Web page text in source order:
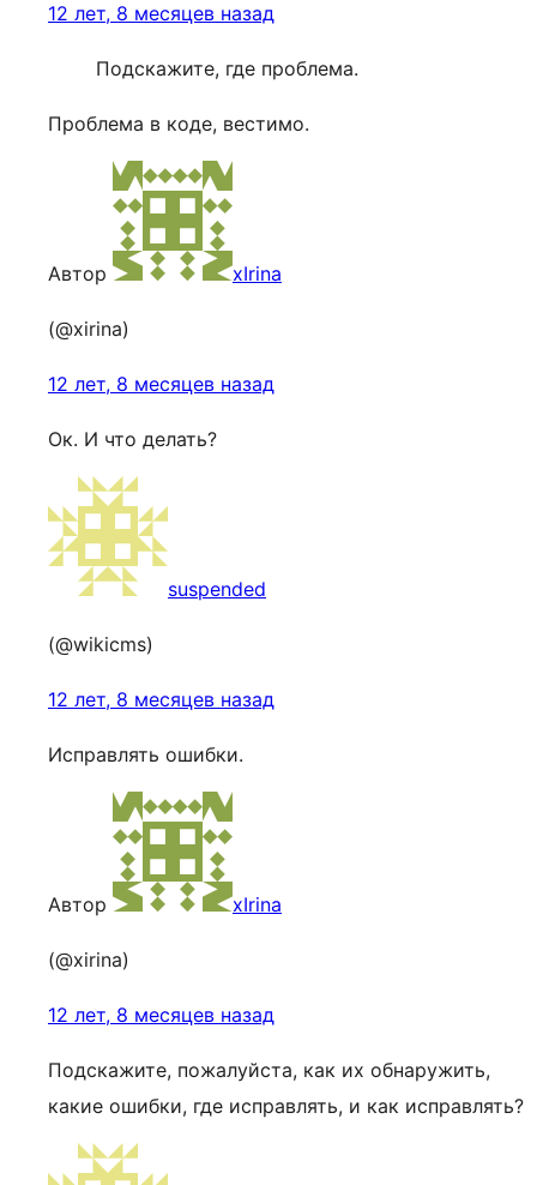
12 лет, 8 месяцев назад
Подскажите, где проблема.
Проблема в коде, вестимо.
Автор xIrina
(@xirina)
12 лет, 8 месяцев назад
Ок. И что делать?
suspended
(@wikicms)
12 лет, 8 месяцев назад
Исправлять ошибки.
Автор xIrina
(@xirina)
12 лет, 8 месяцев назад
Подскажите, пожалуйста, как их обнаружить,
какие ошибки, где исправлять, и как исправлять?